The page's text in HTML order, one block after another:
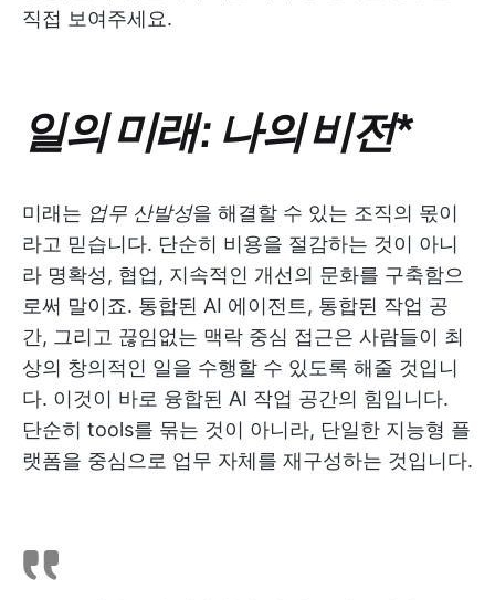
직접 보여주세요.
일의 미래: 나의 비전*
미래는 업무 산발성을 해결할 수 있는 조직의 몫이
라고 믿습니다. 단순히 비용을 절감하는 것이 아니
라 명확성, 협업, 지속적인 개선의 문화를 구축함으
로써 말이죠. 통합된 AI 에이전트, 통합된 작업 공
간, 그리고 끊임없는 맥락 중심 접근은 사람들이 최
상의 창의적인 일을 수행할 수 있도록 해줄 것입니
다. 이것이 바로 융합된 AI 작업 공간의 힘입니다.
단순히 tools를 묶는 것이 아니라, 단일한 지능형 플
랫폼을 중심으로 업무 자체를 재구성하는 것입니다.